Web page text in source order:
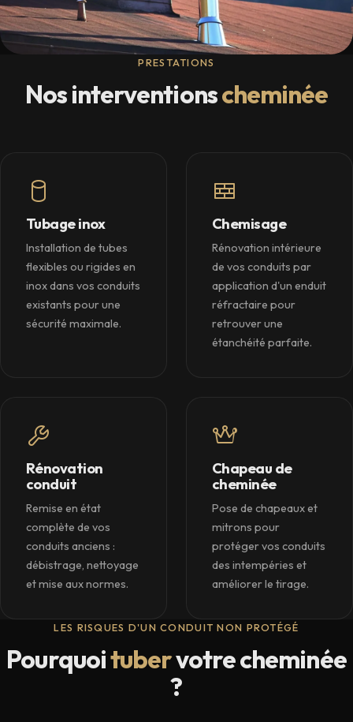
PRESTATIONS
Nos interventionscheminée
Tubage inox
Installation de tubes
flexibles ou rigides en
inox dans vos conduits
existants pour une
sécurité maximale.
Chemisage
Rénovation intérieure
de vos conduits par
application d'un enduit
réfractaire pour
retrouver une
étanchéité parfaite.
Rénovation
conduit
Remise en état
complète de vos
conduits anciens :
débistrage, nettoyage
et mise aux normes.
Chapeau de
cheminée
Pose de chapeaux et
mitrons pour
protéger vos conduits
des intempéries et
améliorer le tirage.
LES RISQUES D'UN CONDUIT NON PROTÉGÉ
Pourquoitubervotre cheminée
?